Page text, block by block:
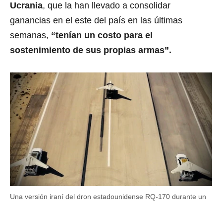
Ucrania, que la han llevado a consolidar
ganancias en el este del país en las últimas
semanas, “tenían un costo para el
sostenimiento de sus propias armas”.
Una versión iraní del dron estadounidense RQ-170 durante un